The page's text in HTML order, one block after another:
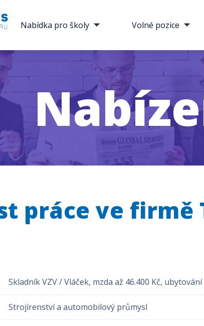
Nabídka pro školy Volné pozice
práce ve firmě
Skladník VZV / Vláček, mzda až 46.400 Kč, ubytování
Strojírenství a automobilový průmysl